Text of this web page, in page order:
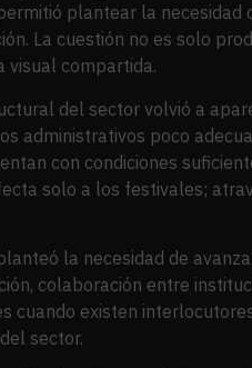
plantear la
La cuestión no es solo
visual compartida.
del sector volvió a
administrativos poco
con condiciones
solo a los festivales;
la necesidad de
colaboración entre
cuando existen
sector.